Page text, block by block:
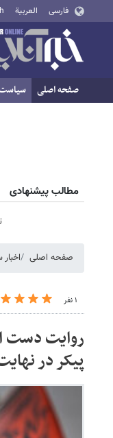
فارسی العربية
صفحه اصلی
مطالب پیشنهادی
صفحه اصلی
۱ نفر
روایت دست
پیکر در